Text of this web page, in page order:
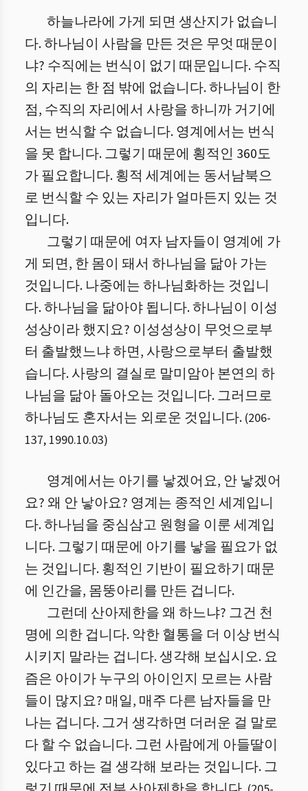
하늘나라에 가게 되면 생산지가 없습니
다. 하나님이 사람을 만든 것은 무엇 때문이
냐? 수직에는 번식이 없기 때문입니다. 수직
의 자리는 한 점 밖에 없습니다. 하나님이 한
점, 수직의 자리에서 사랑을 하니까 거기에
서는 번식할 수 없습니다. 영계에서는 번식
을 못 합니다. 그렇기 때문에 횡적인 360도
가 필요합니다. 횡적 세계에는 동서남북으
로 번식할 수 있는 자리가 얼마든지 있는 것
입니다.
그렇기 때문에 여자 남자들이 영계에 가
게 되면, 한 몸이 돼서 하나님을 닮아 가는
것입니다. 나중에는 하나님화하는 것입니
다. 하나님을 닮아야 됩니다. 하나님이 이성
성상이라 했지요? 이성성상이 무엇으로부
터 출발했느냐 하면, 사랑으로부터 출발했
습니다. 사랑의 결실로 말미암아 본연의 하
나님을 닮아 돌아오는 것입니다. 그러므로
하나님도 혼자서는 외로운 것입니다. (206-
137, 1990.10.03)
영계에서는 아기를 낳겠어요, 안 낳겠어
요? 왜 안 낳아요? 영계는 종적인 세계입니
다. 하나님을 중심삼고 원형을 이룬 세계입
니다. 그렇기 때문에 아기를 낳을 필요가 없
는 것입니다. 횡적인 기반이 필요하기 때문
에 인간을, 몸뚱아리를 만든 겁니다.
그런데 산아제한을 왜 하느냐? 그건 천
명에 의한 겁니다. 악한 혈통을 더 이상 번식
시키지 말라는 겁니다. 생각해 보십시오. 요
즘은 아이가 누구의 아이인지 모르는 사람
들이 많지요? 매일, 매주 다른 남자들을 만
나는 겁니다. 그거 생각하면 더러운 걸 말로
다 할 수 없습니다. 그런 사람에게 아들딸이
있다고 하는 걸 생각해 보라는 것입니다. 그